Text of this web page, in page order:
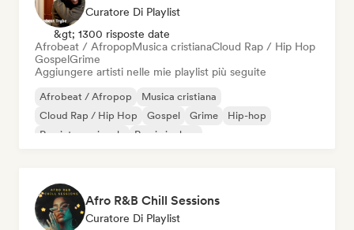
Curatore Di Playlist
&gt; 1300 risposte date
Afrobeat / AfropopMusica cristianaCloud Rap / Hip Hop
GospelGrime
Aggiungere artisti nelle mie playlist più seguite
Afrobeat / Afropop
Musica cristiana
Cloud Rap / Hip Hop
Gospel Grime
Hip-hop
Rap internazionale
Rap in inglese
Afro R&B Chill Sessions
Curatore Di Playlist